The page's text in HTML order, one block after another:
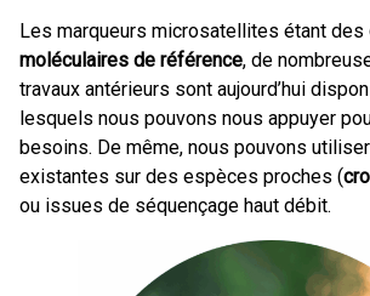
Les marqueurs microsatellites étant des
moléculaires de référence, de
travaux antérieurs sont aujourd’hui
lesquels nous pouvons nous appuyer
besoins. De même, nous pouvons
existantes sur des espèces proches (
ou issues de séquençage haut débit.